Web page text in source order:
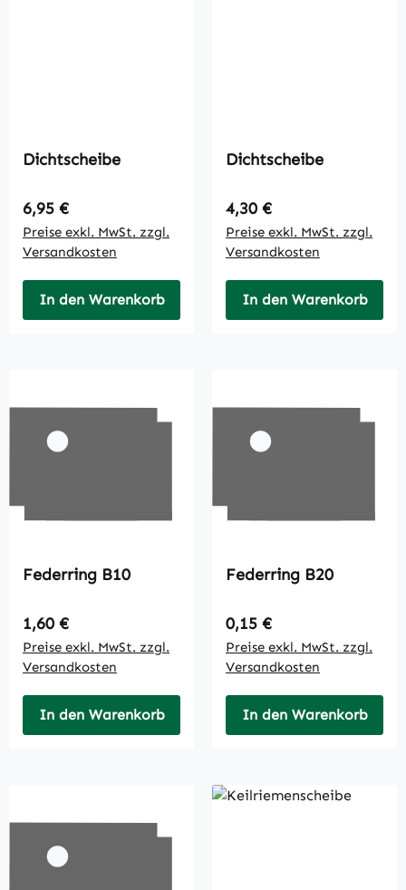
Dichtscheibe
Regulärer Preis:
6,95 €
Preise exkl. MwSt. zzgl.
Versandkosten
In den Warenkorb
Dichtscheibe
Regulärer Preis:
4,30 €
Preise exkl. MwSt. zzgl.
Versandkosten
In den Warenkorb
Federring B10
Regulärer Preis:
1,60 €
Preise exkl. MwSt. zzgl.
Versandkosten
In den Warenkorb
Federring B20
Regulärer Preis:
0,15 €
Preise exkl. MwSt. zzgl.
Versandkosten
In den Warenkorb